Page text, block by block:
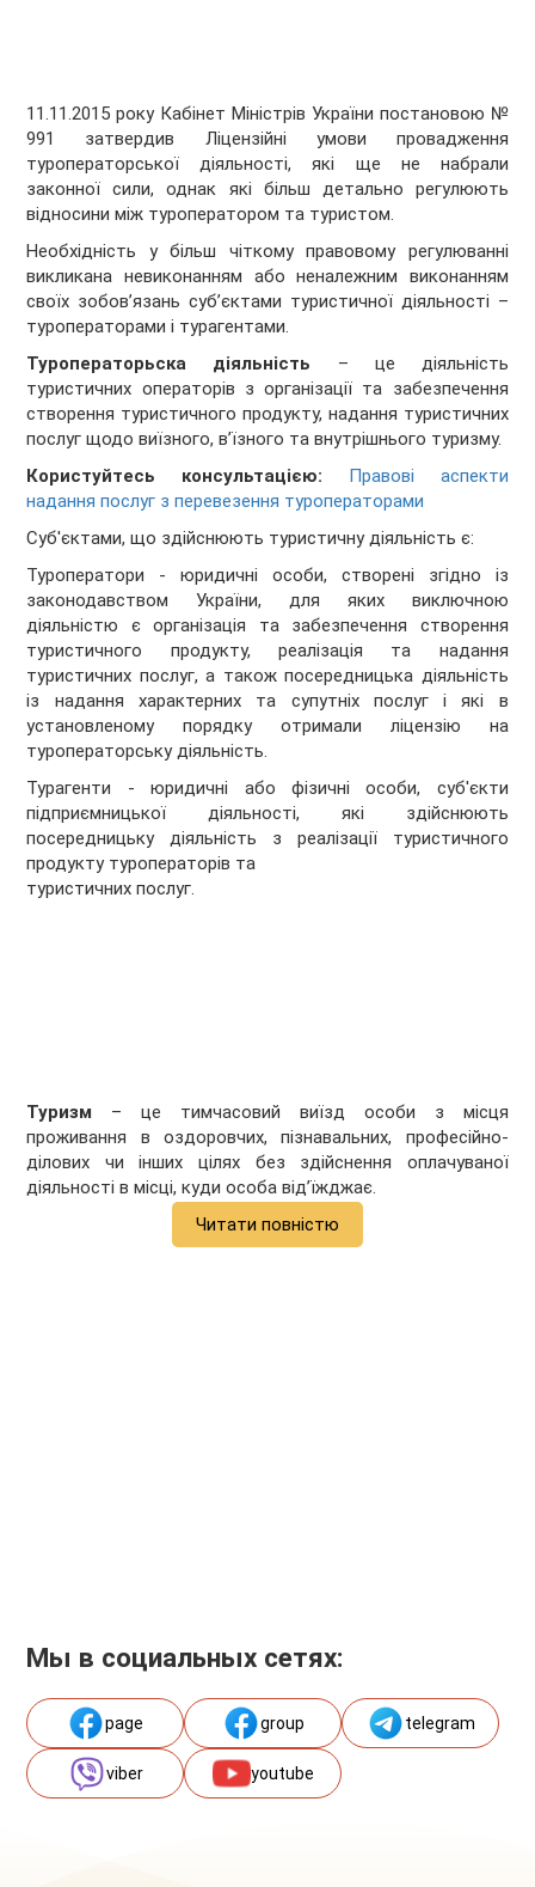
11.11.2015 року Кабінет Міністрів України постановою №
991 затвердив Ліцензійні умови провадження
туроператорської діяльності, які ще не набрали
законної сили, однак які більш детально регулюють
відносини між туроператором та туристом.
Необхідність у більш чіткому правовому регулюванні
викликана невиконанням або неналежним виконанням
своїх зобов’язань суб’єктами туристичної діяльності –
туроператорами і турагентами.
Туроператорьска діяльність – це діяльність
туристичних операторів з організації та забезпечення
створення туристичного продукту, надання туристичних
послуг щодо виїзного, в’їзного та внутрішнього туризму.
Користуйтесь консультацією: Правові аспекти
надання послуг з перевезення туроператорами
Суб'єктами, що здійснюють туристичну діяльність є:
Туроператори - юридичні особи, створені згідно із
законодавством України, для яких виключною
діяльністю є організація та забезпечення створення
туристичного продукту, реалізація та надання
туристичних послуг, а також посередницька діяльність
із надання характерних та супутніх послуг і які в
установленому порядку отримали ліцензію на
туроператорську діяльність.
Турагенти - юридичні або фізичні особи, суб'єкти
підприємницької діяльності, які здійснюють
посередницьку діяльність з реалізації туристичного
продукту туроператорів та
туристичних послуг.
Туризм – це тимчасовий виїзд особи з місця
проживання в оздоровчих, пізнавальних, професійно-
ділових чи інших цілях без здійснення оплачуваної
діяльності в місці, куди особа від’їжджає.
Читати повністю
Мы в социальных сетях:
page group telegram
viber youtube